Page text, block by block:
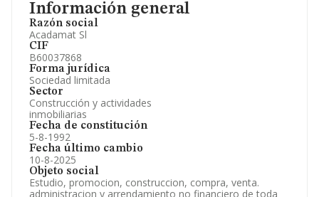
Información general
Razón social
Acadamat Sl
CIF
B60037868
Forma jurídica
Sociedad limitada
Sector
Construcción y actividades
inmobiliarias
Fecha de constitución
5-8-1992
Fecha último cambio
10-8-2025
Objeto social
Estudio, promocion, construccion, compra, venta.
administracion y arrendamiento no financiero de toda